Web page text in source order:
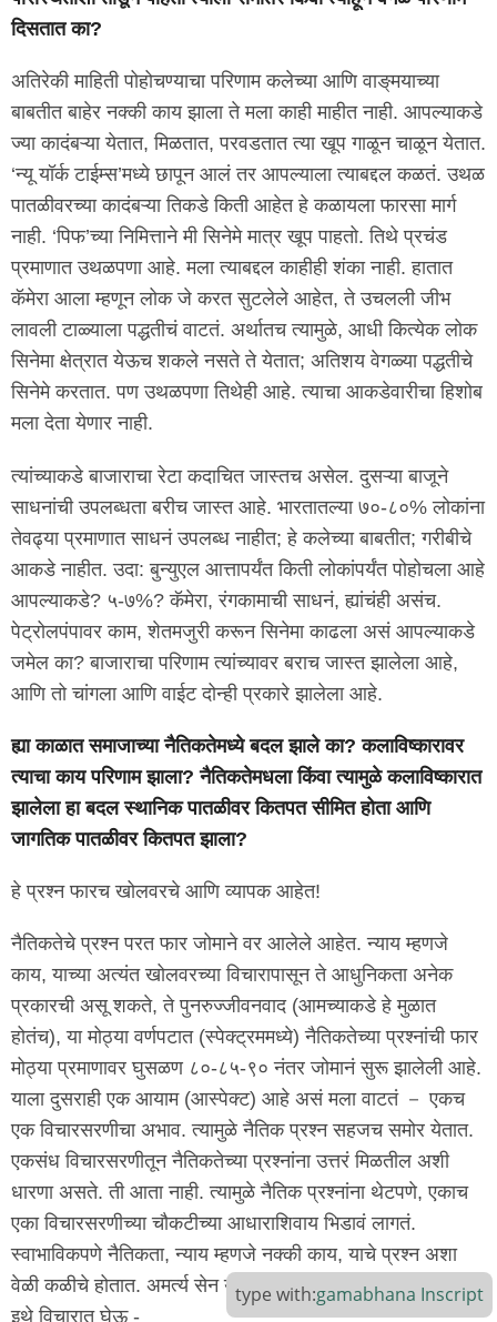
दिसतात का?
अतिरेकी माहिती पोहोचण्याचा परिणाम कलेच्या आणि वाङ्‌मयाच्या
बाबतीत बाहेर नक्की काय झाला ते मला काही माहीत नाही. आपल्याकडे
ज्या कादंबऱ्या येतात, मिळतात, परवडतात त्या खूप गाळून चाळून येतात.
‘न्यू यॉर्क टाईम्स’मध्ये छापून आलं तर आपल्याला त्याबद्दल कळतं. उथळ
पातळीवरच्या कादंबऱ्या तिकडे किती आहेत हे कळायला फारसा मार्ग
नाही. ‘पिफ’च्या निमित्ताने मी सिनेमे मात्र खूप पाहतो. तिथे प्रचंड
प्रमाणात उथळपणा आहे. मला त्याबद्दल काहीही शंका नाही. हातात
कॅमेरा आला म्हणून लोक जे करत सुटलेले आहेत, ते उचलली जीभ
लावली टाळ्याला पद्धतीचं वाटतं. अर्थातच त्यामुळे, आधी कित्येक लोक
सिनेमा क्षेत्रात येऊच शकले नसते ते येतात; अतिशय वेगळ्या पद्धतीचे
सिनेमे करतात. पण उथळपणा तिथेही आहे. त्याचा आकडेवारीचा हिशोब
मला देता येणार नाही.
त्यांच्याकडे बाजाराचा रेटा कदाचित जास्तच असेल. दुसऱ्या बाजूने
साधनांची उपलब्धता बरीच जास्त आहे. भारतातल्या ७०-८०% लोकांना
तेवढ्या प्रमाणात साधनं उपलब्ध नाहीत; हे कलेच्या बाबतीत; गरीबीचे
आकडे नाहीत. उदा: बुन्युएल आत्तापर्यंत किती लोकांपर्यंत पोहोचला आहे
आपल्याकडे? ५-७%? कॅमेरा, रंगकामाची साधनं, ह्यांचंही असंच.
पेट्रोलपंपावर काम, शेतमजुरी करून सिनेमा काढला असं आपल्याकडे
जमेल का? बाजाराचा परिणाम त्यांच्यावर बराच जास्त झालेला आहे,
आणि तो चांगला आणि वाईट दोन्ही प्रकारे झालेला आहे.
ह्या काळात समाजाच्या नैतिकतेमध्ये बदल झाले का? कलाविष्कारावर
त्याचा काय परिणाम झाला? नैतिकतेमधला किंवा त्यामुळे कलाविष्कारात
झालेला हा बदल स्थानिक पातळीवर कितपत सीमित होता आणि
जागतिक पातळीवर कितपत झाला?
हे प्रश्न फारच खोलवरचे आणि व्यापक आहेत!
नैतिकतेचे प्रश्न परत फार जोमाने वर आलेले आहेत. न्याय म्हणजे
काय, याच्या अत्यंत खोलवरच्या विचारापासून ते आधुनिकता अनेक
प्रकारची असू शकते, ते पुनरुज्जीवनवाद (आमच्याकडे हे मुळात
होतंच), या मोठ्या वर्णपटात (स्पेक्ट्रममध्ये) नैतिकतेच्या प्रश्नांची फार
मोठ्या प्रमाणावर घुसळण ८०-८५-९० नंतर जोमानं सुरू झालेली आहे.
याला दुसराही एक आयाम (आस्पेक्ट) आहे असं मला वाटतं － एकच
एक विचारसरणीचा अभाव. त्यामुळे नैतिक प्रश्न सहजच समोर येतात.
एकसंध विचारसरणीतून नैतिकतेच्या प्रश्नांना उत्तरं मिळतील अशी
धारणा असते. ती आता नाही. त्यामुळे नैतिक प्रश्नांना थेटपणे, एकाच
एका विचारसरणीच्या चौकटीच्या आधाराशिवाय भिडावं लागतं.
स्वाभाविकपणे नैतिकता, न्याय म्हणजे नक्की काय, याचे प्रश्न अशा
वेळी कळीचे होतात. अमर्त्य सेन यांनी बासरीचं उदाहरण दिलेलं आहे. ते
इथे विचारात घेऊ -
type with:gamabhana Inscript